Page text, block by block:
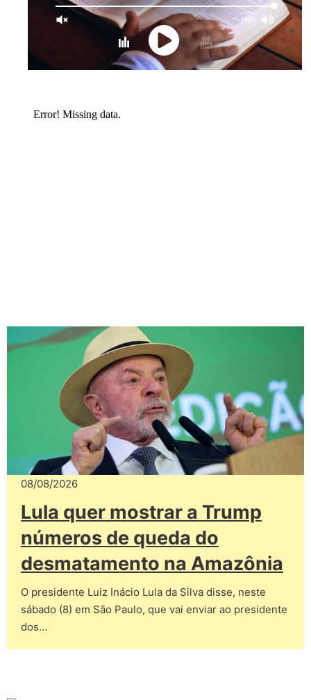
08/08/2026
Lula quer mostrar a Trump
números de queda do
desmatamento na Amazônia
O presidente Luiz Inácio Lula da Silva disse, neste
sábado (8) em São Paulo, que vai enviar ao presidente
dos…